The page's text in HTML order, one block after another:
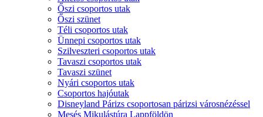
Őszi csoportos utak
Őszi szünet
Téli csoportos utak
Ünnepi csoportos utak
Szilveszteri csoportos utak
Tavaszi csoportos utak
Tavaszi szünet
Nyári csoportos utak
Csoportos hajóutak
Disneyland Párizs csoportosan párizsi városnézéssel
Mesés Mikulástúra Lappföldön